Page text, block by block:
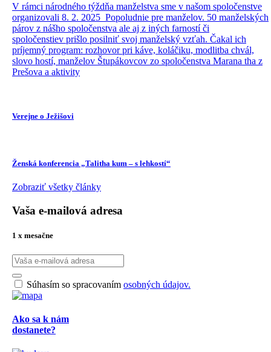
V rámci národného týždňa manželstva sme v našom spoločenstve
organizovali 8. 2. 2025 Popoludnie pre manželov. 50 manželských
párov z nášho spoločenstva ale aj z iných farností či
spoločenstiev prišlo posilniť svoj manželský vzťah. Čakal ich
príjemný program: rozhovor pri káve, koláčiku, modlitba chvál,
slovo hostí, manželov Štupákovcov zo spoločenstva Marana tha z
Prešova a aktivity
Verejne o Ježišovi
Ženská konferencia „Talitha kum – s lehkostí“
Zobraziť všetky články
Vaša e-mailová adresa
1 x mesačne
Súhasím so spracovaním osobných údajov.
Ako sa k nám
dostanete?